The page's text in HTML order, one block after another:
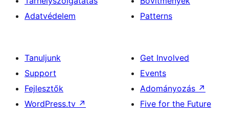
Adatvédelem
Patterns
Tanuljunk
Support
Fejlesztők
WordPress.tv ↗
Get Involved
Events
Adományozás ↗
Five for the Future